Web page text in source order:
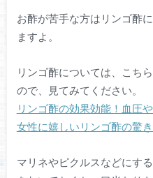
お酢が苦手な方はリンゴ酢
ますよ。
リンゴ酢については、こち
ので、見てみてください。
リンゴ酢の効果効能！血圧
女性に嬉しいリンゴ酢の驚き
マリネやピクルスなどにす